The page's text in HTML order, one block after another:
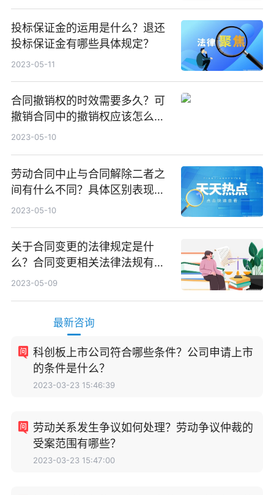
投标保证金的运用是什么？退还
投标保证金有哪些具体规定？
2023-05-11
合同撤销权的时效需要多久？可
撤销合同中的撤销权应该怎么行
使？
2023-05-10
劳动合同中止与合同解除二者之
间有什么不同？具体区别表现有
哪些？
2023-05-10
关于合同变更的法律规定是什
么？合同变更相关法律法规有哪
些？
2023-05-09
最新咨询
科创板上市公司符合哪些条件？公司申请上市
的条件是什么？
2023-03-23 15:46:39
劳动关系发生争议如何处理？劳动争议仲裁的
受案范围有哪些？
2023-03-23 15:47:00